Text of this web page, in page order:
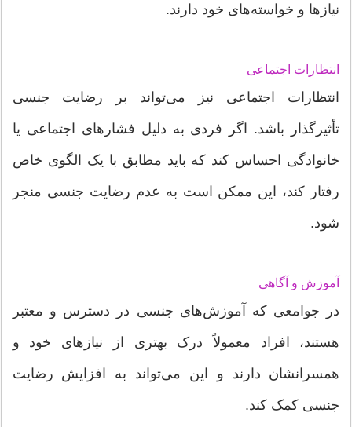
نیازها و خواسته‌های خود دارند.
انتظارات اجتماعی
انتظارات اجتماعی نیز می‌تواند بر رضایت جنسی
تأثیرگذار باشد. اگر فردی به دلیل فشارهای اجتماعی یا
خانوادگی احساس کند که باید مطابق با یک الگوی خاص
رفتار کند، این ممکن است به عدم رضایت جنسی منجر
شود.
آموزش و آگاهی
در جوامعی که آموزش‌های جنسی در دسترس و معتبر
هستند، افراد معمولاً درک بهتری از نیازهای خود و
همسرانشان دارند و این می‌تواند به افزایش رضایت
جنسی کمک کند.